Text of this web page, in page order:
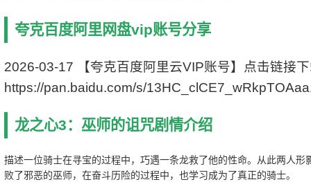
夸克百度阿里网盘vip账号分享
2026-03-17 【夸克百度阿里云VIP账号】点击链接
https://pan.baidu.com/s/
龙之心3：巫师的诅咒剧情介绍
描述一位骑士在寻宝的过程中，巧遇一条龙救了他的性命。从此两人形
败了邪恶的巫师，在奋斗历险的过程中，也学习成为了真正的骑士。